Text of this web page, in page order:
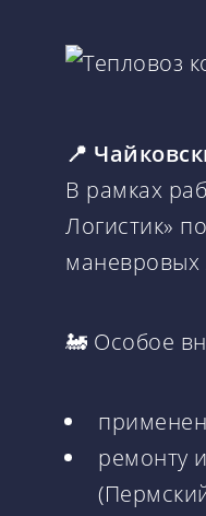
📍
В рамках
Логистик»
маневровых
🚂 Особое
ремонту